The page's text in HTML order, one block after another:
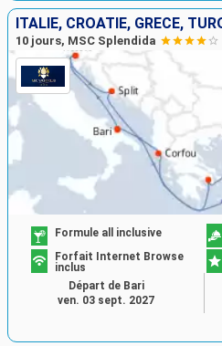
ITALIE, CROATIE, GRÈCE,
10 jours, MSC Splendida
Formule all inclusive
Forfait Internet Browse
inclus
Départ de Bari
ven. 03 sept. 2027